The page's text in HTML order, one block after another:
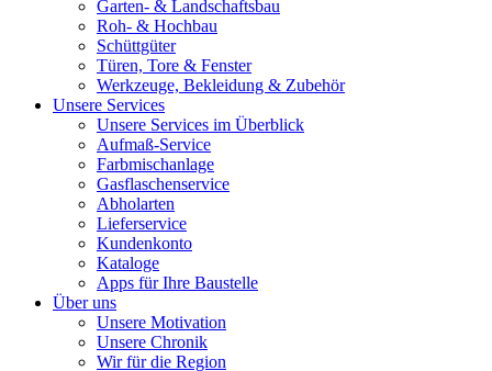
Garten- & Landschaftsbau
Roh- & Hochbau
Schüttgüter
Türen, Tore & Fenster
Werkzeuge, Bekleidung & Zubehör
Unsere Services
Unsere Services im Überblick
Aufmaß-Service
Farbmischanlage
Gasflaschenservice
Abholarten
Lieferservice
Kundenkonto
Kataloge
Apps für Ihre Baustelle
Über uns
Unsere Motivation
Unsere Chronik
Wir für die Region